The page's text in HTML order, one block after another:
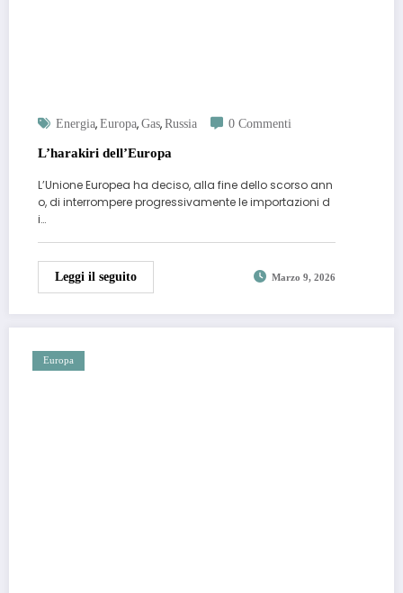
Energia, Europa, Gas, Russia 0 Commenti
L’harakiri dell’Europa
L’Unione Europea ha deciso, alla fine dello scorso ann
o, di interrompere progressivamente le importazioni d
i…
Leggi il seguito Marzo 9, 2026
Europa